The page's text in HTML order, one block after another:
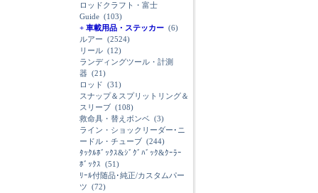
ロッドクラフト・富士
Guide (103)
+ 車載用品・ステッカー (6)
ルアー (2524)
リール (12)
ランディングツール・計測
器 (21)
ロッド (31)
スナップ＆スプリットリング＆
スリーブ (108)
救命具・替えボンベ (3)
ライン・ショックリーダー･ニ
ードル・チューブ (244)
ﾀｯｸﾙﾎﾞｯｸｽ&ｼﾞｸﾞﾊﾞｯｸ&ｸｰﾗｰ
ﾎﾞｯｸｽ (51)
ﾘｰﾙ付随品･純正/カスタムパー
ツ (72)